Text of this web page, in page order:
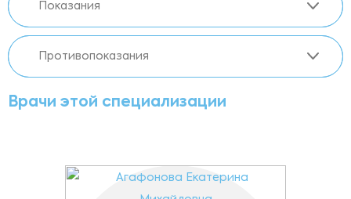
Показания
Противопоказания
Врачи этой специализации